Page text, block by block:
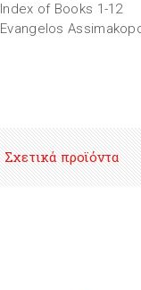
Index of Books 1-12
Evangelos
Σχετικά προϊόντα